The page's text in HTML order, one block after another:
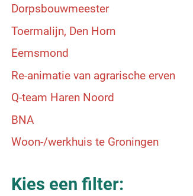
Dorpsbouwmeester
Toermalijn, Den Horn
Eemsmond
Re-animatie van agrarische erven
Q-team Haren Noord
BNA
Woon-/werkhuis te Groningen
Kies een filter: